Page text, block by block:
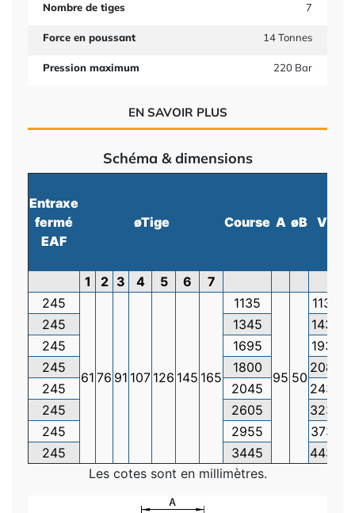
Nombre de tiges 7
Force en poussant 14 Tonnes
Pression maximum 220 Bar
EN SAVOIR PLUS
Schéma & dimensions
Entraxe
fermé
EAF
øTige Course A øB V
1 2 3 4 5 6
7
245
61 76 91 107 126 145 165
1135
95 50
113
245 1345
143
245
1695
193
245
1800
208
245
2045
243
245
2605
323
245
2955
373
245
3445
443
Les cotes sont en millimètres.